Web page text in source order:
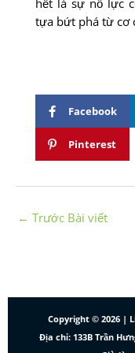
tựa bứt phá từ cơ
Facebook
Pinterest
← Trước Bài viết
Copyright © 2026 |
Địa chỉ: 133B Trần